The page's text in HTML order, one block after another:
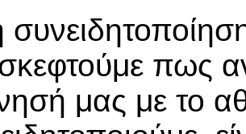
πως
μας με το